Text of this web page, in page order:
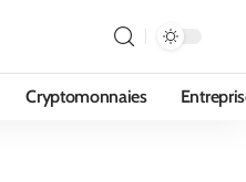
Cryptomonnaies